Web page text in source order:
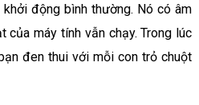
động bình thường. Nó có âm
của máy tính vẫn chạy. Trong lúc
đen thui với mỗi con trỏ chuột